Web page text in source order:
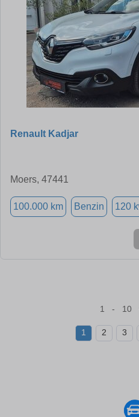
Renault Kadjar
Moers, 47441
100.000 km Benzin 120
1 - 10
1 2 3